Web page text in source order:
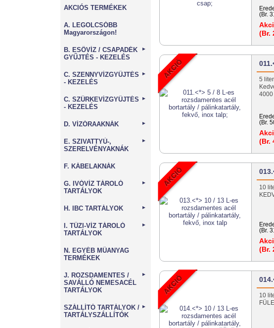
AKCIÓS TERMÉKEK
A. LEGOLCSÓBB
Magyarországon!
B. ESŐVÍZ / CSAPADÉK
GYŰJTÉS - KEZELÉS
►
C. SZENNYVÍZGYŰJTÉS
- KEZELÉS
►
C. SZÜRKEVÍZGYŰJTÉS
- KEZELÉS
►
D. VÍZÓRAAKNÁK ►
E. SZIVATTYÚ-,
SZERELVÉNYAKNÁK
►
F. KÁBELAKNÁK
G. IVÓVÍZ TÁROLÓ
TARTÁLYOK
►
H. IBC TARTÁLYOK ►
I. TŰZI-VÍZ TÁROLÓ
TARTÁLYOK
►
N. EGYÉB MŰANYAG
TERMÉKEK
J. ROZSDAMENTES /
SAVÁLLÓ NEMESACÉL
TARTÁLYOK
►
SZÁLLÍTÓ TARTÁLYOK /
TARTÁLYSZÁLLÍTÓK
►
(Br.
(Br.
5
(Br.
(Br.
10
(Br.
(Br.
10